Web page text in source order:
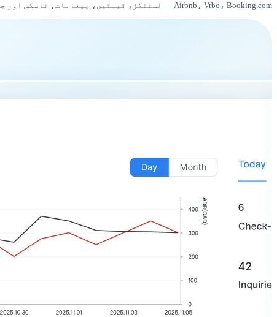
Airbnb، Vrbo، Booking.com — لسٹنگز، قیمتیں، پیغامات، ٹاسکس اور جائزے۔